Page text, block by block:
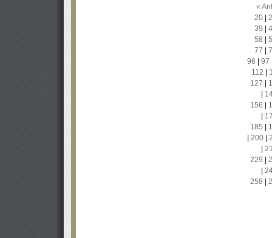
«
20|
39
58
77
96
97
112
127
156
185
200|
229
258